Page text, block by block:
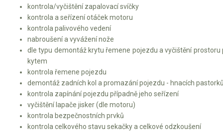
kontrola/vyčištění zapalovací svíčky
kontrola a seřízení otáček motoru
kontrola palivového vedení
nabroušení a vyvážení nože
dle typu demontáž krytu řemene pojezdu a vyčištění prostoru
kytem
kontrola řemene pojezdu
demontáž zadních kol a promazání pojezdu - hnacích
kontrola zapínání pojezdu případně jeho seřízení
vyčištění lapače jisker (dle motoru)
kontrola bezpečnostních prvků
kontrola celkového stavu sekačky a celkové odzkoušení